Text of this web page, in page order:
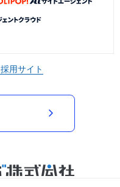
採用サイト